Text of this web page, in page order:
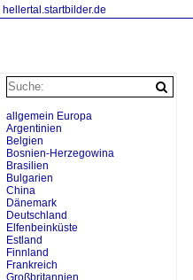
hellertal.startbilder.de
allgemein Europa
Argentinien
Belgien
Bosnien-Herzegowina
Brasilien
Bulgarien
China
Dänemark
Deutschland
Elfenbeinküste
Estland
Finnland
Frankreich
Großbritannien